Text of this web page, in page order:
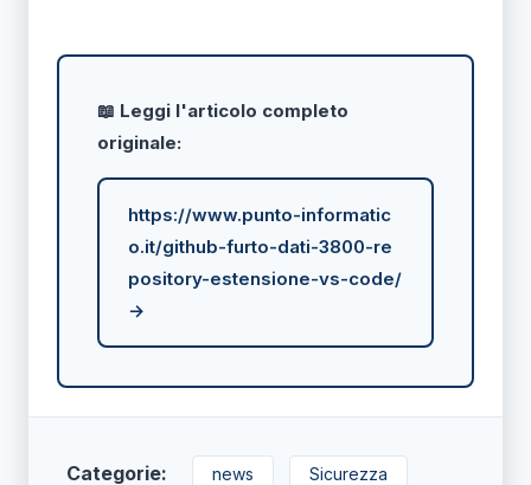
📖 Leggi l'articolo completo
originale:
https://www.punto-informatic
o.it/github-furto-dati-3800-re
pository-estensione-vs-code/
→
Categorie: news Sicurezza